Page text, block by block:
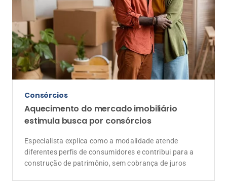
Mercado
Classe média lidera contratação de
seguros no Brasil, mas cobertura geral